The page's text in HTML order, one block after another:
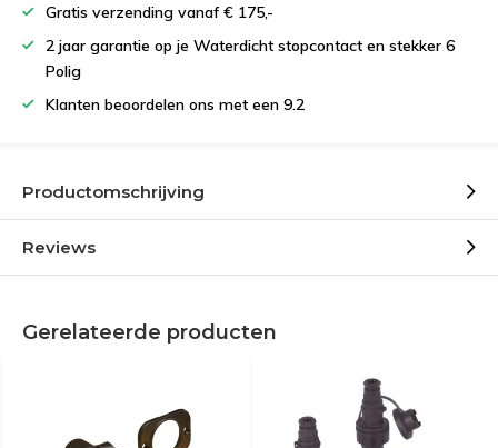
Gratis verzending vanaf € 175,-
2 jaar garantie op je Waterdicht stopcontact en stekker 6
Polig
Klanten beoordelen ons met een 9.2
Productomschrijving
Reviews
Gerelateerde producten